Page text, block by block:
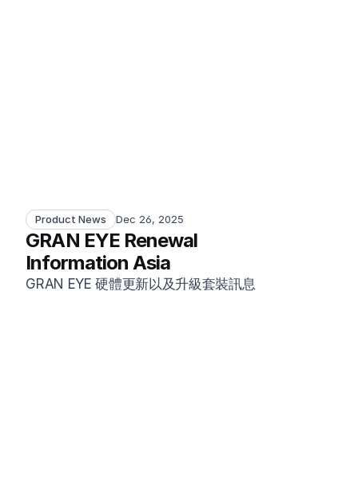
Product News Dec 26, 2025
GRAN EYE Renewal
Information Asia
GRAN EYE 硬體更新以及升級套裝訊息